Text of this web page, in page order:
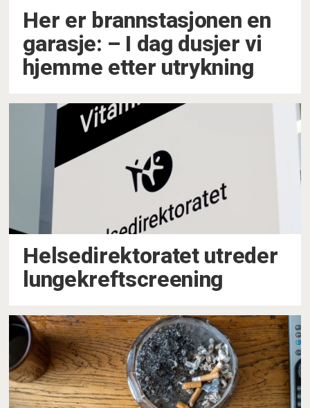
Her er brannstasjonen en
garasje: –⁠ I dag dusjer vi
hjemme etter utrykning
Helsedirektoratet utreder
lungekreftscreening